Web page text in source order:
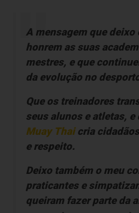
A mensagem que deixo
honrem as suas
mestres, e que
da evolução no
Que os treinadores
seus alunos e atletas, e
Muay Thaicria
e respeito.
Deixo também o meu
praticantes e
queiram fazer parte da